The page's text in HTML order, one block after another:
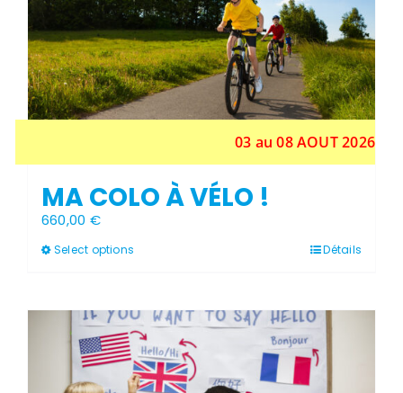
03 au 08 AOUT 2026
MA COLO À VÉLO !
660,00 €
Select options
variations.
Les
options
peuvent
être
Détails